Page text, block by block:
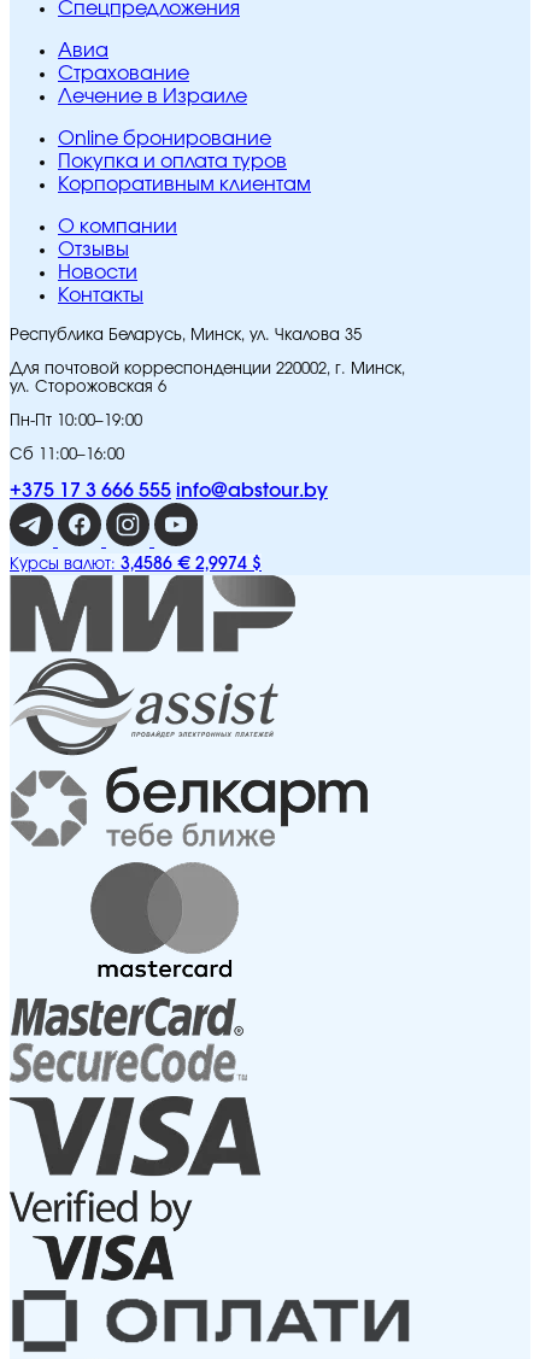
Спецпредложения
Авиа
Страхование
Лечение в Израиле
Online бронирование
Покупка и оплата туров
Корпоративным клиентам
O компании
Отзывы
Новости
Контакты
Республика Беларусь, Минск, ул. Чкалова 35
Для почтовой корреспонденции 220002, г. Минск,
ул. Сторожовская 6
Пн-Пт 10:00–19:00
Сб 11:00–16:00
+375 17 3 666 555 info@abstour.by
Курсы валют: 3,4586 € 2,9974 $